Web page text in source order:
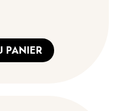
PANIER